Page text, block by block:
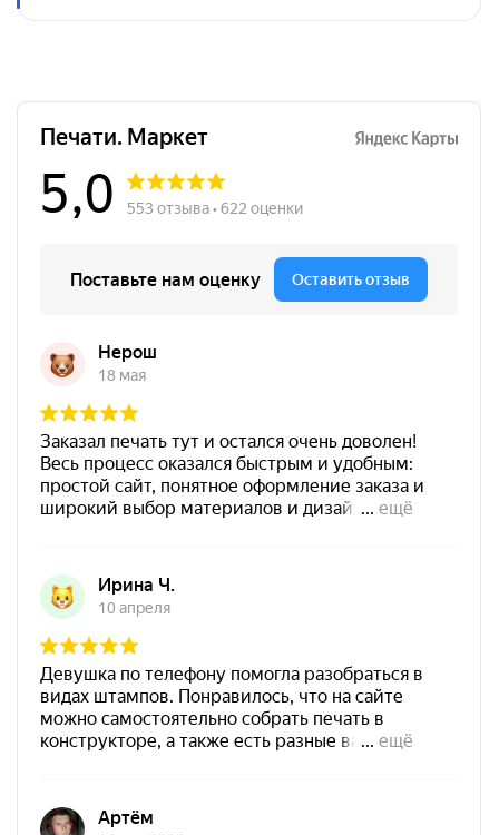
Заказать
Печать ООО № Р6
от 550
Печать ООО № Р103
Краска на водной основе
Shiny S-64 ФИОЛЕТОВАЯ
300
700
Штемпельная подушка
1800